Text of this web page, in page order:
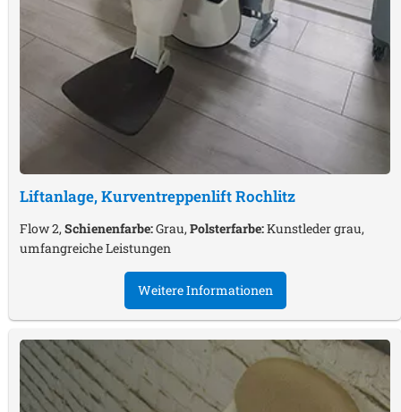
Liftanlage, KurventreppenliftRochlitz
Flow 2,Schienenfarbe:Grau,Polsterfarbe:Kunstleder grau,
umfangreiche Leistungen
Weitere Informationen